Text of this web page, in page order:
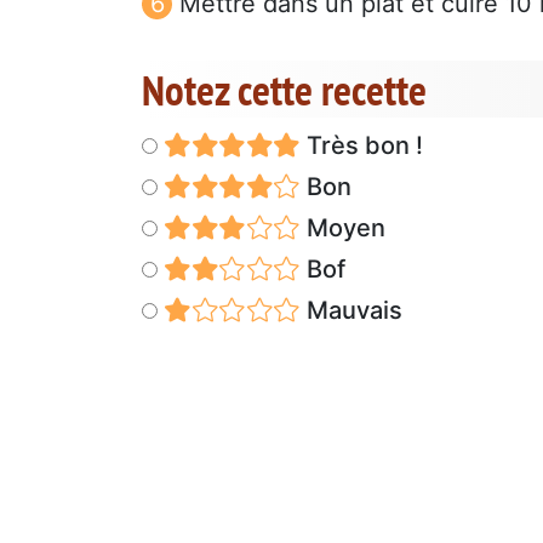
Notez cette recette
Très bon !
Bon
Moyen
Bof
Mauvais